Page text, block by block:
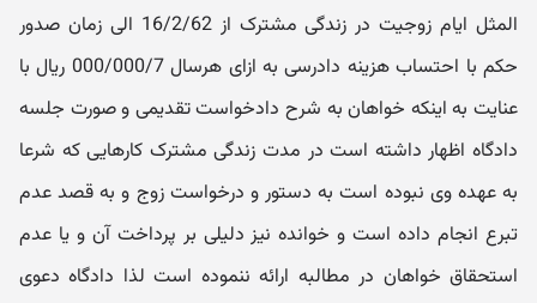
المثل ایام زوجیت در زندگی مشترک از 16/2/62 الی زمان صدور
حکم با احتساب هزینه دادرسی به ازای هرسال 000/000/7 ریال با
عنایت به اینکه خواهان به شرح دادخواست تقدیمی و صورت جلسه
دادگاه اظهار داشته است در مدت زندگی مشترک کارهایی که شرعا
به عهده وی نبوده است به دستور و درخواست زوج و به قصد عدم
تبرع انجام داده است و خوانده نیز دلیلی بر پرداخت آن و یا عدم
استحقاق خواهان در مطالبه ارائه ننموده است لذا دادگاه دعوی